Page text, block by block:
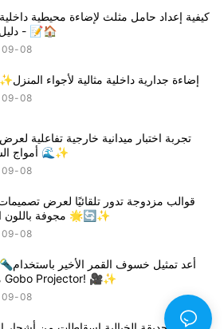
- دليل سهل 📝🏠
09 08
🏠🪟✨إضاءة جدارية داخلية مثالية لأجواء المنزل
09 08
أمواج الشاطئ 🌊✨
09 08
قوالب مزدوجة تدور تلقائيًا لعرض
مجوفة باللون الأبيض 🌟🔄✨
09 08
🌙🌕🔦أعد
مصباح Gobo Projector! 🎥✨
09 08